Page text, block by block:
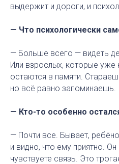
выдержит и дороги, и
— Что психологически
— Больше всего — видеть
Или взрослых, которые уже
остаются в памяти.
но всё равно запоминаешь.
— Кто-то особенно
— Почти все. Бывает,
и видно, что ему приятно.
чувствуете связь. Это